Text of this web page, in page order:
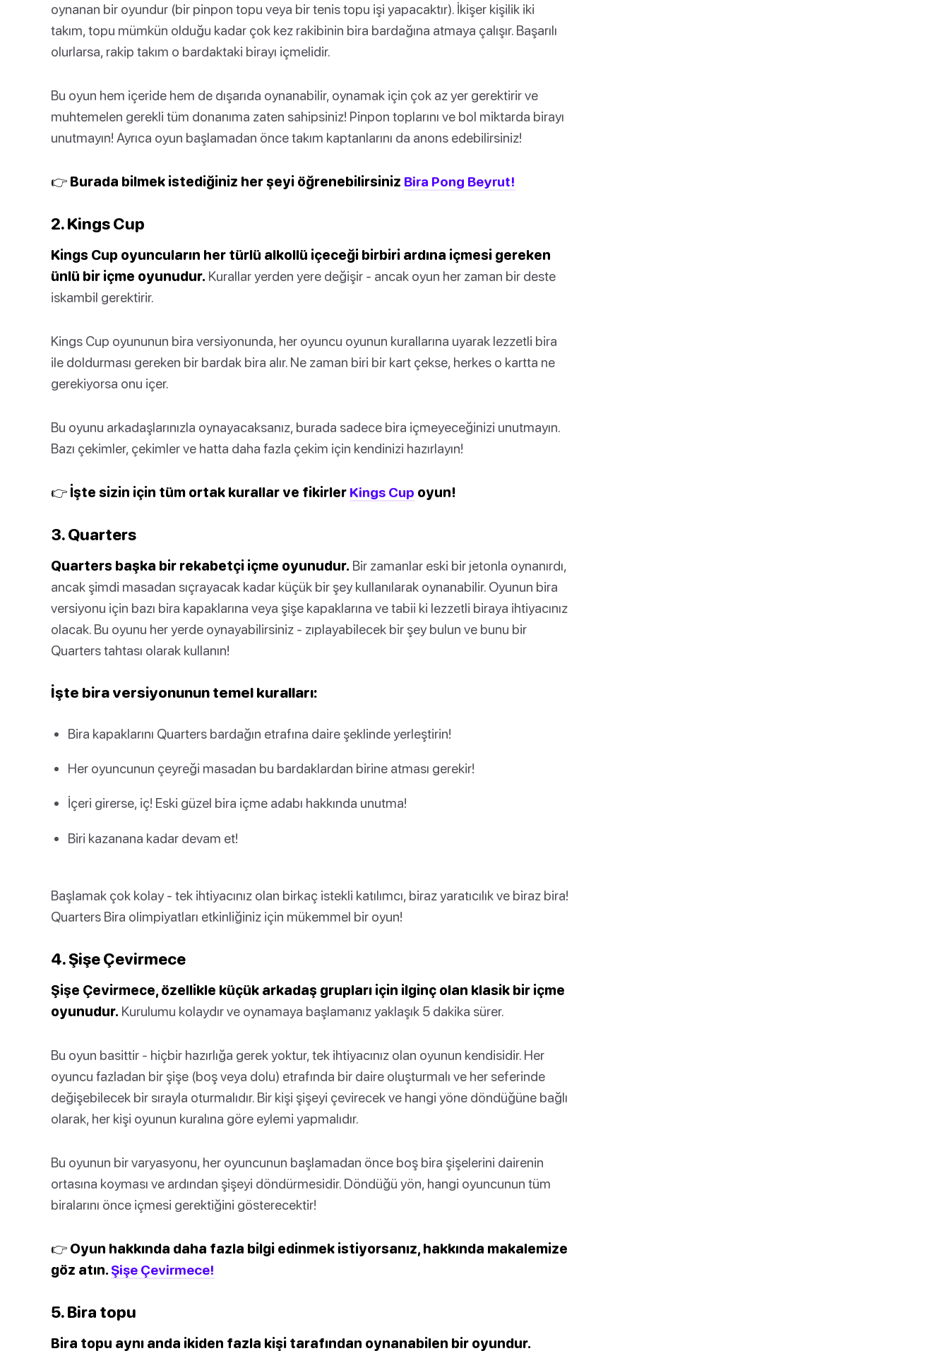
oynanan bir oyundur (bir pinpon topu veya bir tenis topu işi yapacaktır). İkişer kişilik iki
takım, topu mümkün olduğu kadar çok kez rakibinin bira bardağına atmaya çalışır. Başarılı
olurlarsa, rakip takım o bardaktaki birayı içmelidir.
Bu oyun hem içeride hem de dışarıda oynanabilir, oynamak için çok az yer gerektirir ve
muhtemelen gerekli tüm donanıma zaten sahipsiniz! Pinpon toplarını ve bol miktarda birayı
unutmayın! Ayrıca oyun başlamadan önce takım kaptanlarını da anons edebilirsiniz!
👉 Burada bilmek istediğiniz her şeyi öğrenebilirsiniz Bira Pong Beyrut!
2. Kings Cup
Kings Cup oyuncuların her türlü alkollü içeceği birbiri ardına içmesi gereken
ünlü bir içme oyunudur. Kurallar yerden yere değişir - ancak oyun her zaman bir deste
iskambil gerektirir.
Kings Cup oyununun bira versiyonunda, her oyuncu oyunun kurallarına uyarak lezzetli bira
ile doldurması gereken bir bardak bira alır. Ne zaman biri bir kart çekse, herkes o kartta ne
gerekiyorsa onu içer.
Bu oyunu arkadaşlarınızla oynayacaksanız, burada sadece bira içmeyeceğinizi unutmayın.
Bazı çekimler, çekimler ve hatta daha fazla çekim için kendinizi hazırlayın!
👉 İşte sizin için tüm ortak kurallar ve fikirler Kings Cup oyun!
3. Quarters
Quarters başka bir rekabetçi içme oyunudur. Bir zamanlar eski bir jetonla oynanırdı,
ancak şimdi masadan sıçrayacak kadar küçük bir şey kullanılarak oynanabilir. Oyunun bira
versiyonu için bazı bira kapaklarına veya şişe kapaklarına ve tabii ki lezzetli biraya ihtiyacınız
olacak. Bu oyunu her yerde oynayabilirsiniz - zıplayabilecek bir şey bulun ve bunu bir
Quarters tahtası olarak kullanın!
İşte bira versiyonunun temel kuralları:
Bira kapaklarını Quarters bardağın etrafına daire şeklinde yerleştirin!
Her oyuncunun çeyreği masadan bu bardaklardan birine atması gerekir!
İçeri girerse, iç! Eski güzel bira içme adabı hakkında unutma!
Biri kazanana kadar devam et!
Başlamak çok kolay - tek ihtiyacınız olan birkaç istekli katılımcı, biraz yaratıcılık ve biraz bira!
Quarters Bira olimpiyatları etkinliğiniz için mükemmel bir oyun!
4. Şişe Çevirmece
Şişe Çevirmece, özellikle küçük arkadaş grupları için ilginç olan klasik bir içme
oyunudur. Kurulumu kolaydır ve oynamaya başlamanız yaklaşık 5 dakika sürer.
Bu oyun basittir - hiçbir hazırlığa gerek yoktur, tek ihtiyacınız olan oyunun kendisidir. Her
oyuncu fazladan bir şişe (boş veya dolu) etrafında bir daire oluşturmalı ve her seferinde
değişebilecek bir sırayla oturmalıdır. Bir kişi şişeyi çevirecek ve hangi yöne döndüğüne bağlı
olarak, her kişi oyunun kuralına göre eylemi yapmalıdır.
Bu oyunun bir varyasyonu, her oyuncunun başlamadan önce boş bira şişelerini dairenin
ortasına koyması ve ardından şişeyi döndürmesidir. Döndüğü yön, hangi oyuncunun tüm
biralarını önce içmesi gerektiğini gösterecektir!
👉 Oyun hakkında daha fazla bilgi edinmek istiyorsanız, hakkında makalemize
göz atın. Şişe Çevirmece!
5. Bira topu
Bira topu aynı anda ikiden fazla kişi tarafından oynanabilen bir oyundur.